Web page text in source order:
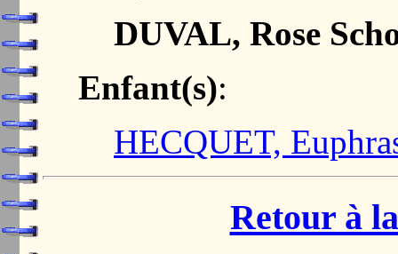
DUVAL, Rose
Enfant(s):
HECQUET,
Retour à